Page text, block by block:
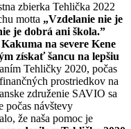
zbierka Tehlička 2022
motta „Vzdelanie nie je
je dobrá ani škola.”
na severe Kene
získať šancu na lepšiu
Tehličky 2020, počas
prostriedkov na
združenie SAVIO sa
počas návštevy
že naša pomoc je